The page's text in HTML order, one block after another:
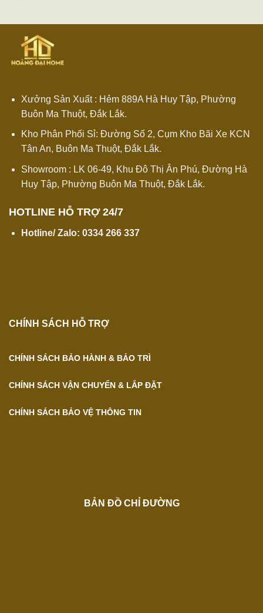
Xưởng Sản Xuất : Hẻm 889A Hà Huy Tập, Phường
Buôn Ma Thuột, Đắk Lắk.
Kho Phân Phối Sỉ: Đường Số 2, Cụm Kho Bãi Xe KCN
Tân An, Buôn Ma Thuột, Đắk Lắk.
Showroom : LK 06-49, Khu Đô Thị Ân Phú, Đường Hà
Huy Tập, Phường Buôn Ma Thuột, Đắk Lắk.
HOTLINE HỖ TRỢ 24/7
Hotline/ Zalo: 0334 266 337
CHÍNH SÁCH HỖ TRỢ
CHÍNH SÁCH BẢO HÀNH & BẢO TRÌ
CHÍNH SÁCH VẬN CHUYỂN & LẮP ĐẶT
CHÍNH SÁCH BẢO VỆ THÔNG TIN
BẢN ĐỒ CHỈ ĐƯỜNG